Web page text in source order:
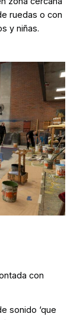
ruedas o con
y niñas.
con
sonido ‘que